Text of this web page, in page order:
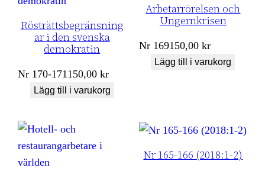
Rösträttsbegränsning
ar i den svenska
demokratin
Nr 170-171 150,00kr
Lägg till i varukorg
Arbetarrörelsen och
Ungernkrisen
Nr 169150,00kr
Lägg till i varukorg
Nr 165-166 (2018:1-2)